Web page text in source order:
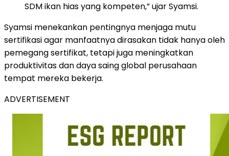
SDM ikan hias yang kompeten,” ujar Syamsi.
Syamsi menekankan pentingnya menjaga mutu
sertifikasi agar manfaatnya dirasakan tidak hanya oleh
pemegang sertifikat, tetapi juga meningkatkan
produktivitas dan daya saing global perusahaan
tempat mereka bekerja.
ADVERTISEMENT